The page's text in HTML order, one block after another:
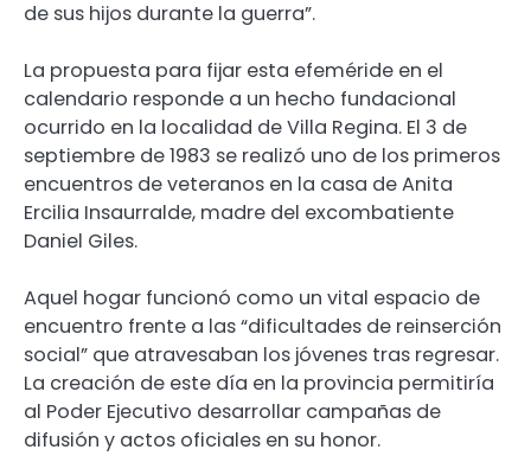
de sus hijos durante la guerra”.
La propuesta para fijar esta efeméride en el
calendario responde a un hecho fundacional
ocurrido en la localidad de Villa Regina. El 3 de
septiembre de 1983 se realizó uno de los primeros
encuentros de veteranos en la casa de Anita
Ercilia Insaurralde, madre del excombatiente
Daniel Giles.
Aquel hogar funcionó como un vital espacio de
encuentro frente a las “dificultades de reinserción
social” que atravesaban los jóvenes tras regresar.
La creación de este día en la provincia permitiría
al Poder Ejecutivo desarrollar campañas de
difusión y actos oficiales en su honor.